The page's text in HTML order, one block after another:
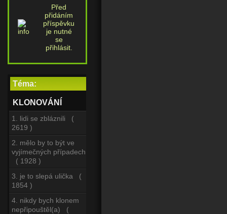
Před
přidáním
příspěvku
je nutné
se
přihlásit.
Téma:
KLONOVÁNÍ
1. lidi se zbláznili (
2619 )
2. mělo by to být ve
vyjímečných případech
( 1928 )
3. je to slepá ulička (
1854 )
4. nikdy bych klonem
nepřipouštěl(a) (